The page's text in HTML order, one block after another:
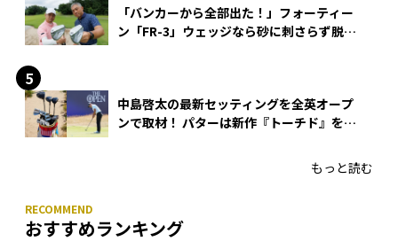
「バンカーから全部出た！」フォーティー
ン「FR-3」ウェッジなら砂に刺さらず脱出
中島啓太の最新セッティングを全英オープ
ンで取材！ パターは新作『トーチド』を投
もっと読む
おすすめランキング